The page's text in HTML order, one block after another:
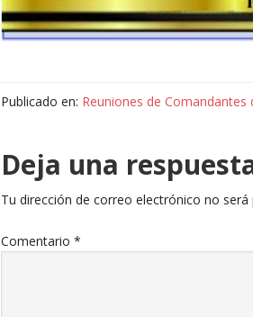
Publicado en: Reuniones de Comandantes
Deja una
Tu dirección de correo electrónico no será
Comentario *